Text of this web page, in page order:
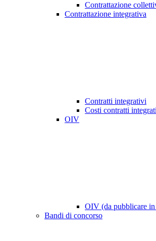
Contrattazione
Contrattazione integrativa
Contratti integrativi
Costi contratti
OIV
OIV (da pubblicare in
Bandi di concorso